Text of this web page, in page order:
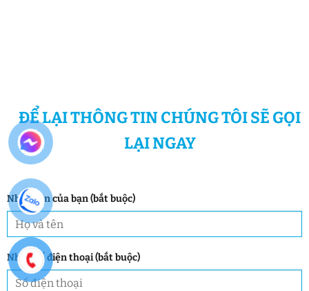
ĐỂ LẠI THÔNG TIN CHÚNG TÔI SẼ GỌI
LẠI NGAY
Nhập tên của bạn (bắt buộc)
Nhập số điện thoại (bắt buộc)